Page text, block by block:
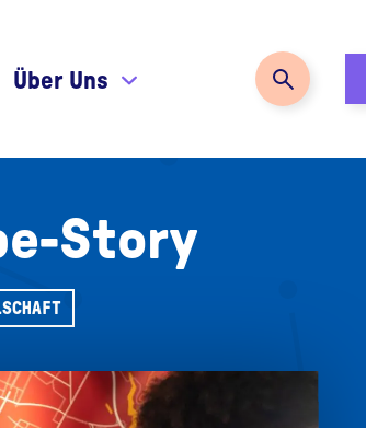
Über Uns
Story